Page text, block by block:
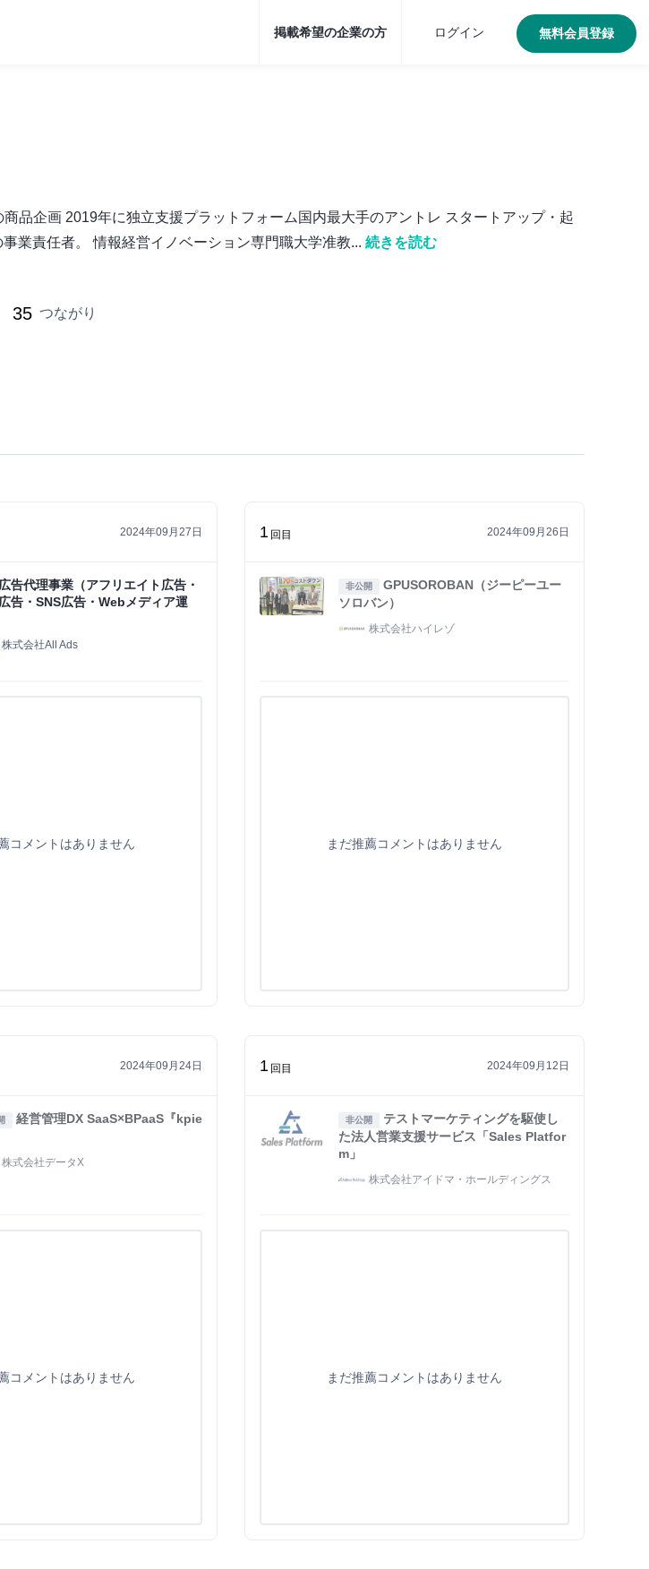
掲載希望の企業の方 ログイン 無料会員登録
品企画 2019年に独立支援プラットフォーム国内最大手のアントレ スタートアップ・起
業責任者。 情報経営イノベーション専門職大学准教... 続きを読む
35 つながり
2024年09月27日
告代理事業（アフリエイト広告・
告・SNS広告・Webメディア運
株式会社All Ads
コメントはありません
1 回目 2024年09月26日
非公開
GPUSOROBAN（ジーピーユー
ソロバン）
株式会社ハイレゾ
まだ推薦コメントはありません
2024年09月24日
経営管理DX SaaS×BPaaS『kpie
株式会社データX
コメントはありません
1 回目 2024年09月12日
非公開
テストマーケティングを駆使し
た法人営業支援サービス「Sales Platfor
m」
株式会社アイドマ・ホールディングス
まだ推薦コメントはありません